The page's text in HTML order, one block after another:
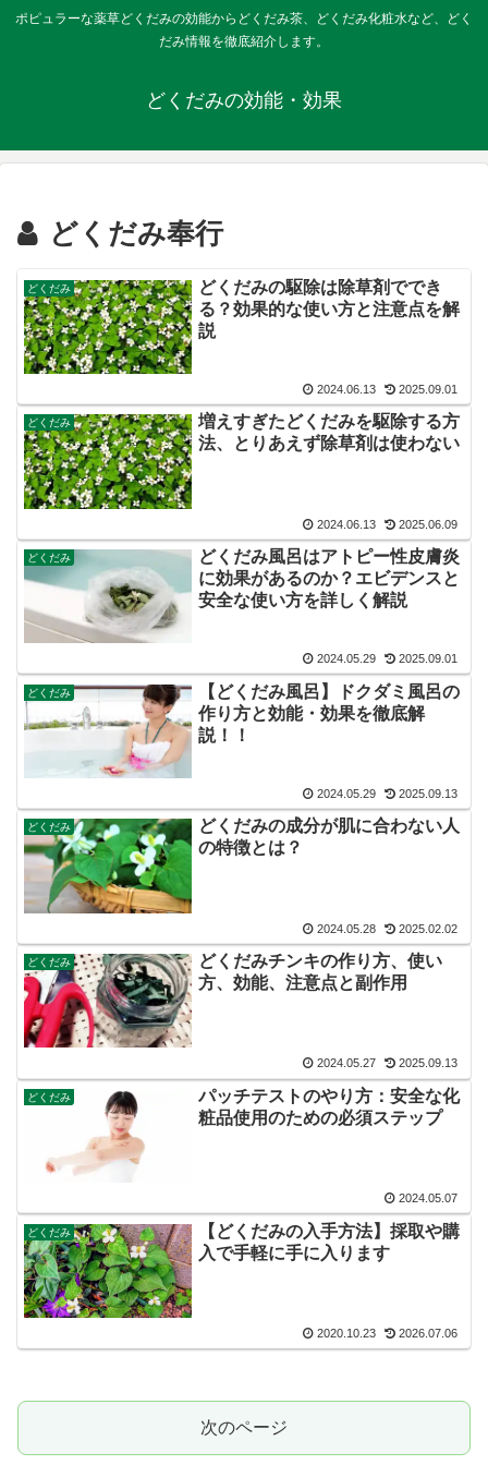
ポピュラーな薬草どくだみの効能からどくだみ茶、どくだみ化粧水など、どく
だみ情報を徹底紹介します。
どくだみの効能・効果
どくだみ奉行
どくだみ
どくだみの駆除は除草剤ででき
る？効果的な使い方と注意点を解
説
2024.06.13 2025.09.01
どくだみ
増えすぎたどくだみを駆除する方
法、とりあえず除草剤は使わない
2024.06.13 2025.06.09
どくだみ
どくだみ風呂はアトピー性皮膚炎
に効果があるのか？エビデンスと
安全な使い方を詳しく解説
2024.05.29 2025.09.01
どくだみ
【どくだみ風呂】ドクダミ風呂の
作り方と効能・効果を徹底解
説！！
2024.05.29 2025.09.13
どくだみ
どくだみの成分が肌に合わない人
の特徴とは？
2024.05.28 2025.02.02
どくだみ
どくだみチンキの作り方、使い
方、効能、注意点と副作用
2024.05.27 2025.09.13
どくだみ
パッチテストのやり方：安全な化
粧品使用のための必須ステップ
2024.05.07
どくだみ
【どくだみの入手方法】採取や購
入で手軽に手に入ります
2020.10.23 2026.07.06
次のページ